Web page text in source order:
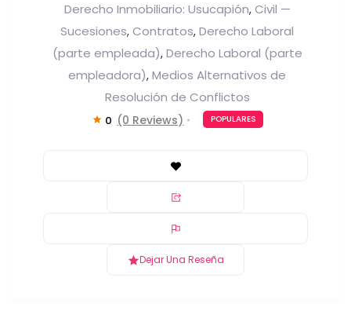
Derecho Inmobiliario: Usucapión, Civil —
Sucesiones, Contratos, Derecho Laboral
(parte empleada), Derecho Laboral (parte
empleadora), Medios Alternativos de
Resolución de Conflictos
0 (0 Reviews) POPULARES
Dejar Una Reseña